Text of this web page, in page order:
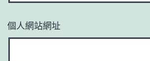
個人網站網址